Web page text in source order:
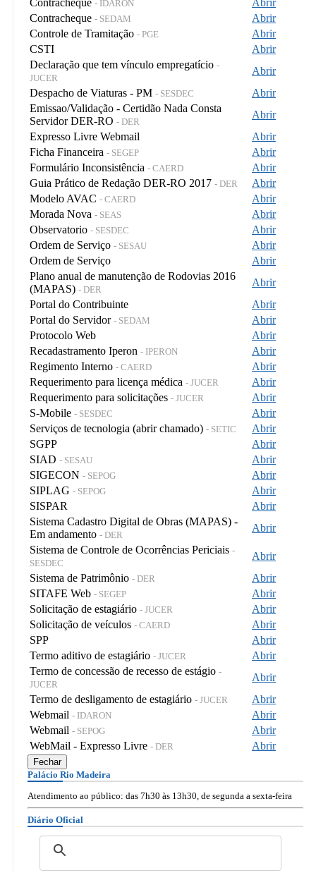
Contracheque - IDARON
Abrir
Contracheque - SEDAM
Abrir
Controle de Tramitação - PGE
Abrir
CSTI
Abrir
Declaração que tem vínculo empregatício -
JUCER
Abrir
Despacho de Viaturas - PM - SESDEC
Abrir
Emissao/Validação - Certidão Nada Consta
Servidor DER-RO - DER
Abrir
Expresso Livre Webmail
Abrir
Ficha Financeira - SEGEP
Abrir
Formulário Inconsistência - CAERD
Abrir
Guia Prático de Redação DER-RO 2017 - DER
Abrir
Modelo AVAC - CAERD
Abrir
Morada Nova - SEAS
Abrir
Observatorio - SESDEC
Abrir
Ordem de Serviço - SESAU
Abrir
Ordem de Serviço
Abrir
Plano anual de manutenção de Rodovias 2016
(MAPAS) - DER
Abrir
Portal do Contribuinte
Abrir
Portal do Servidor - SEDAM
Abrir
Protocolo Web
Abrir
Recadastramento Iperon - IPERON
Abrir
Regimento Interno - CAERD
Abrir
Requerimento para licença médica - JUCER
Abrir
Requerimento para solicitações - JUCER
Abrir
S-Mobile - SESDEC
Abrir
Serviços de tecnologia (abrir chamado) - SETIC
Abrir
SGPP
Abrir
SIAD - SESAU
Abrir
SIGECON - SEPOG
Abrir
SIPLAG - SEPOG
Abrir
SISPAR
Abrir
Sistema Cadastro Digital de Obras (MAPAS) -
Em andamento - DER
Abrir
Sistema de Controle de Ocorrências Periciais -
SESDEC
Abrir
Sistema de Patrimônio - DER
Abrir
SITAFE Web - SEGEP
Abrir
Solicitação de estagiário - JUCER
Abrir
Solicitação de veículos - CAERD
Abrir
SPP
Abrir
Termo aditivo de estagiário - JUCER
Abrir
Termo de concessão de recesso de estágio -
JUCER
Abrir
Termo de desligamento de estagiário - JUCER
Abrir
Webmail - IDARON
Abrir
Webmail - SEPOG
Abrir
WebMail - Expresso Livre - DER Abrir
Fechar
Palácio Rio Madeira
Atendimento ao público: das 7h30 às 13h30, de segunda a sexta-feira
Diário Oficial